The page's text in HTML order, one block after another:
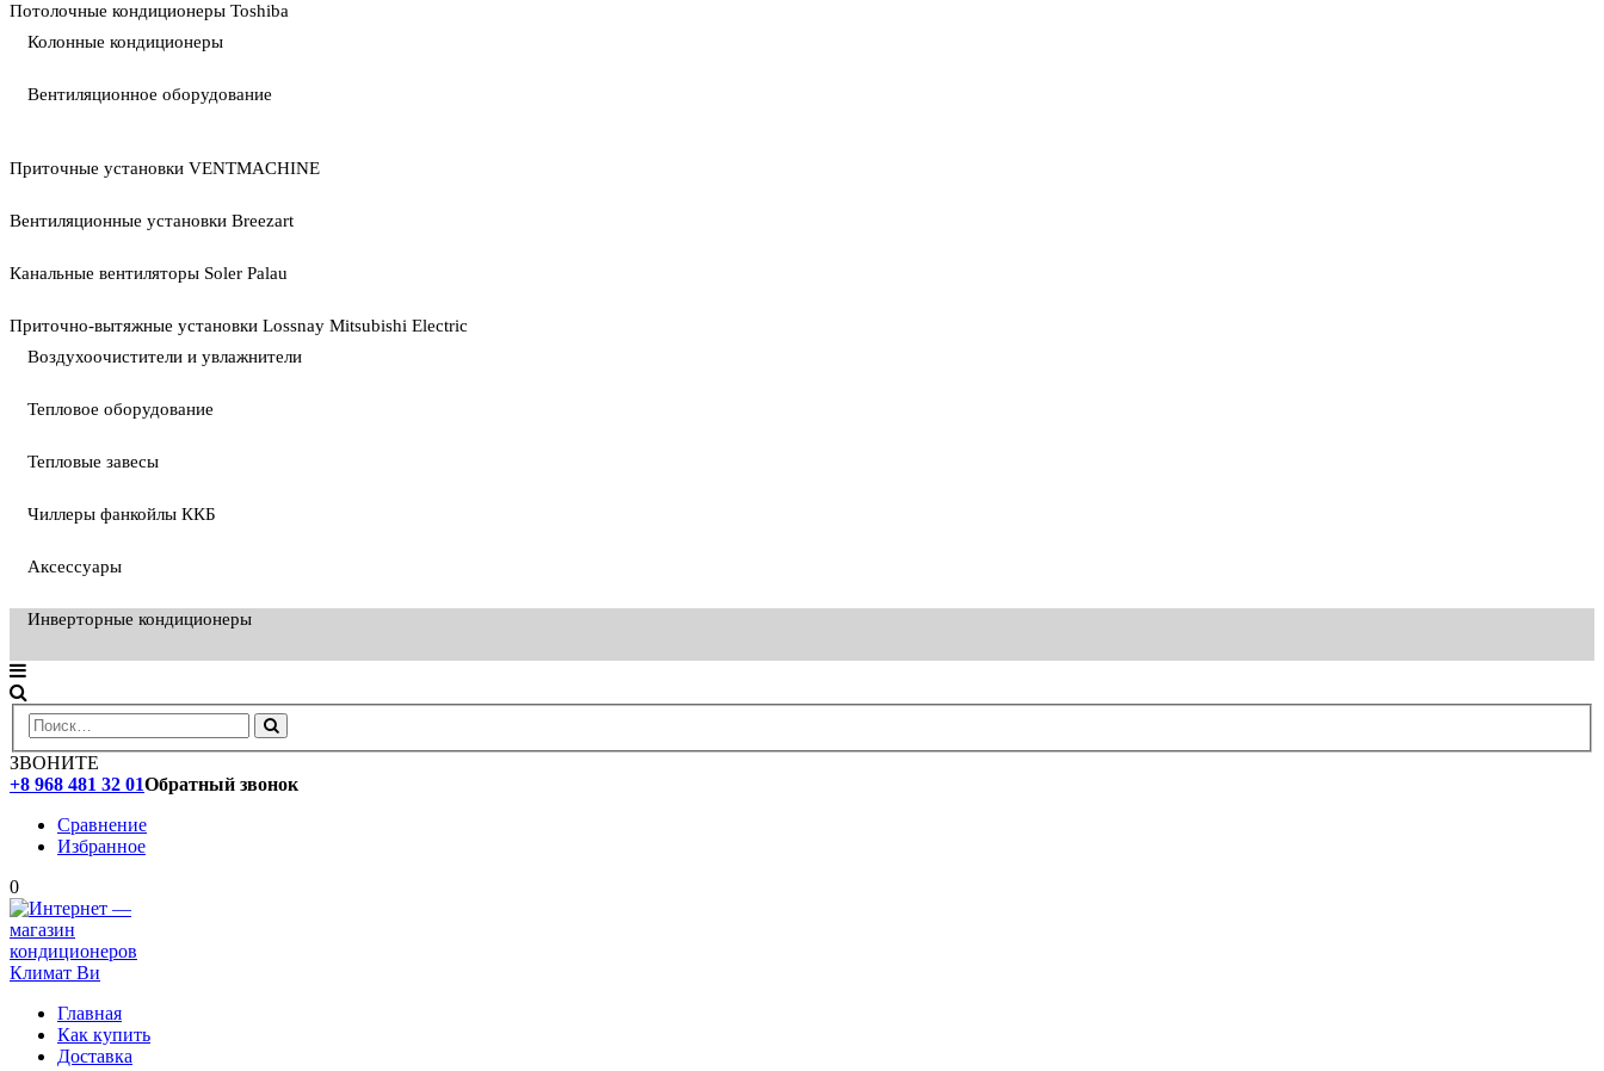
Потолочные кондиционеры Toshiba
Колонные кондиционеры
Вентиляционное оборудование
Приточные установки VENTMACHINE
Вентиляционные установки Breezart
Канальные вентиляторы Soler Palau
Приточно-вытяжные установки Lossnay Mitsubishi Electric
Воздухоочистители и увлажнители
Тепловое оборудование
Тепловые завесы
Чиллеры фанкойлы ККБ
Аксессуары
Инверторные кондиционеры
ЗВОНИТЕ
+8 968 481 32 01Обратный звонок
Сравнение
Избранное
0
Главная
Как купить
Доставка